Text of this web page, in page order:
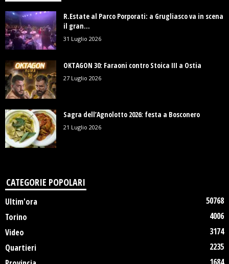
R.Estate al Parco Porporati: a Grugliasco va in scena
il gran...
31 Luglio 2026
OKTAGON 30: Faraoni contro Stoica III a Ostia
27 Luglio 2026
Sagra dell’Agnolotto 2026: festa a Bosconero
21 Luglio 2026
CATEGORIE POPOLARI
Ultim'ora
50768
Torino
4006
Video
3174
Quartieri
2235